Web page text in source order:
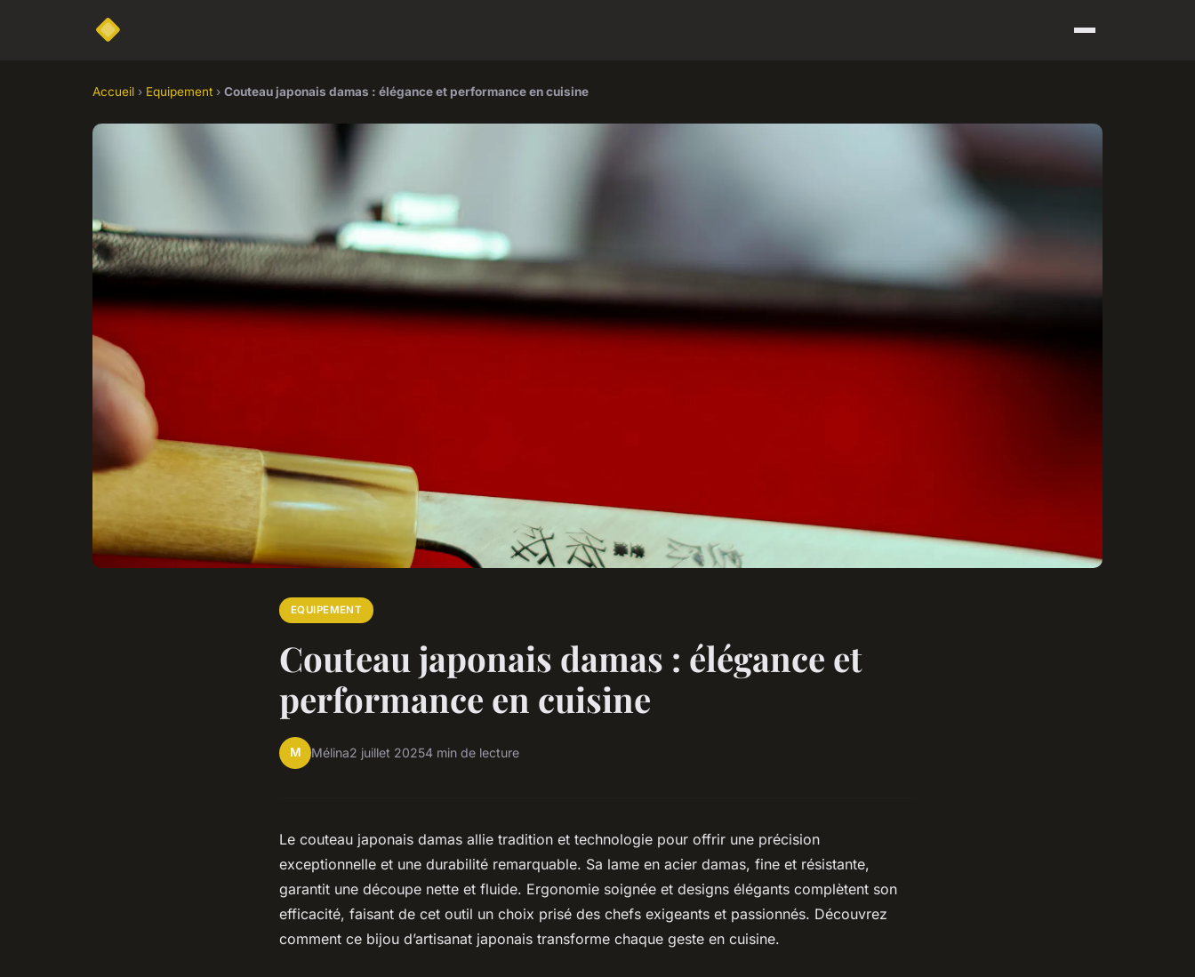
Accueil › Equipement › Couteau japonais damas : élégance et performance en cuisine
EQUIPEMENT
Couteau japonais damas : élégance et
performance en cuisine
M Mélina2 juillet 20254 min de lecture
Le couteau japonais damas allie tradition et technologie pour offrir une précision
exceptionnelle et une durabilité remarquable. Sa lame en acier damas, fine et résistante,
garantit une découpe nette et fluide. Ergonomie soignée et designs élégants complètent son
efficacité, faisant de cet outil un choix prisé des chefs exigeants et passionnés. Découvrez
comment ce bijou d’artisanat japonais transforme chaque geste en cuisine.